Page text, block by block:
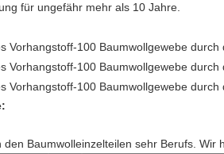
für ungefähr mehr als 10 Jahre.
den Baumwolleinzelteilen sehr Berufs. Wir